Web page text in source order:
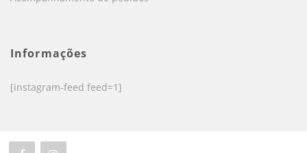
Informações
[instagram-feed feed=1]